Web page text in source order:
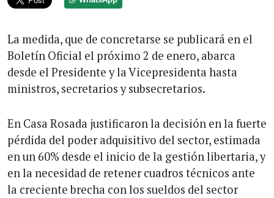
La medida, que de concretarse se publicará en el
Boletín Oficial el próximo 2 de enero, abarca
desde el Presidente y la Vicepresidenta hasta
ministros, secretarios y subsecretarios.
En Casa Rosada justificaron la decisión en la fuerte
pérdida del poder adquisitivo del sector, estimada
en un 60% desde el inicio de la gestión libertaria, y
en la necesidad de retener cuadros técnicos ante
la creciente brecha con los sueldos del sector